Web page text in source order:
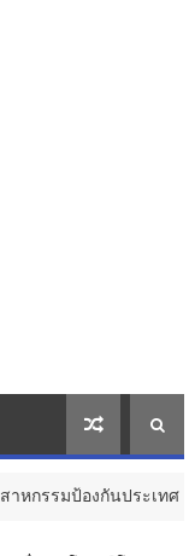
ะเทศ ... สุขภาพ